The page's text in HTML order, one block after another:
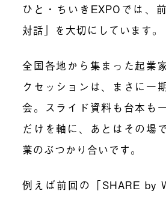
ひと・ちいきEXPOでは、
対話」を大切にしています。
全国各地から集まった起業
クセッションは、まさに一
会。スライド資料も台本も
だけを軸に、あとはその場
葉のぶつかり合いです。
例えば前回の「SHARE by